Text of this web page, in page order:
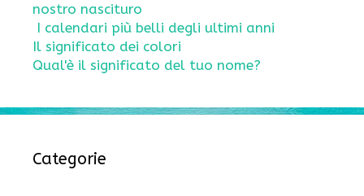
nostro nascituro
I calendari più belli degli ultimi anni
Il significato dei colori
Qual'è il significato del tuo nome?
Categorie